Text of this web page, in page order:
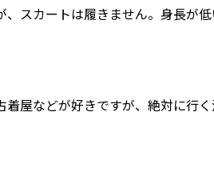
スカートは履きません。身長が
屋などが好きですが、絶対に行